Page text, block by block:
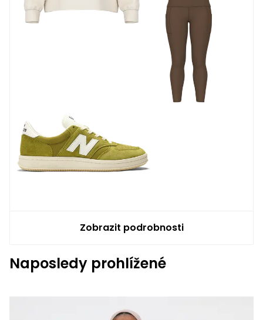
Zobrazit podrobnosti
Naposledy prohlížené
cookies“.
SOUHLASÍM
UPRAVIT NASTAVENÍ COOKIES